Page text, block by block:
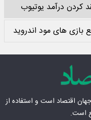
کردن درآمد یوتیوب
بازی های مود اندروید
جهان اقتصاد است و استفاده از
است.